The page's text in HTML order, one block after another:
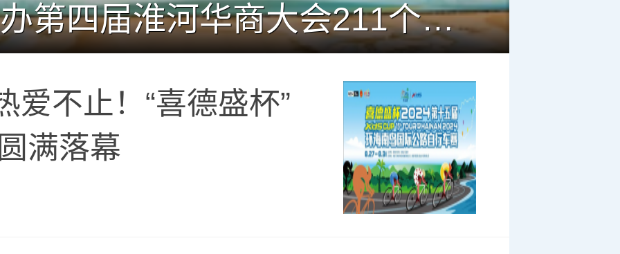
淮安成功举办第四届淮河华商大会211个签约项目 总投资1486.
爱不止！“喜德盛杯”
满落幕